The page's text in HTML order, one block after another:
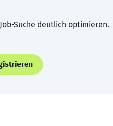
Suche deutlich optimieren.